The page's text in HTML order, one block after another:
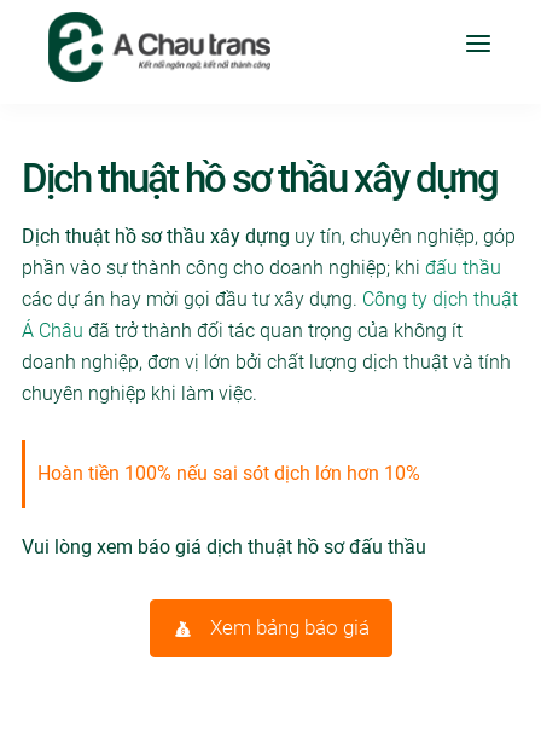
Dịch thuật hồ sơ thầu xây dựng
Dịch thuật hồ sơ thầu xây dựng uy tín, chuyên nghiệp, góp
phần vào sự thành công cho doanh nghiệp; khi đấu thầu
các dự án hay mời gọi đầu tư xây dựng. Công ty dịch thuật
Á Châu đã trở thành đối tác quan trọng của không ít
doanh nghiệp, đơn vị lớn bởi chất lượng dịch thuật và tính
chuyên nghiệp khi làm việc.
Hoàn tiền 100% nếu sai sót dịch lớn hơn 10%
Vui lòng xem báo giá dịch thuật hồ sơ đấu thầu
Xem bảng báo giá